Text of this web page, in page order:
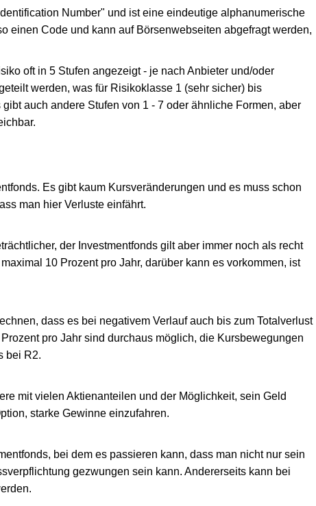
Number" und ist eine eindeutige alphanumerische
einen Code und kann auf Börsenwebseiten abgefragt werden,
oft in 5 Stufen angezeigt - je nach Anbieter und/oder
werden, was für Risikoklasse 1 (sehr sicher) bis
auch andere Stufen von 1 - 7 oder ähnliche Formen, aber
Es gibt kaum Kursveränderungen und es muss schon
man hier Verluste einfährt.
der Investmentfonds gilt aber immer noch als recht
10 Prozent pro Jahr, darüber kann es vorkommen, ist
dass es bei negativem Verlauf auch bis zum Totalverlust
pro Jahr sind durchaus möglich, die Kursbewegungen
bei R2.
mit vielen Aktienanteilen und der Möglichkeit, sein Geld
starke Gewinne einzufahren.
bei dem es passieren kann, dass man nicht nur sein
gezwungen sein kann. Andererseits kann bei